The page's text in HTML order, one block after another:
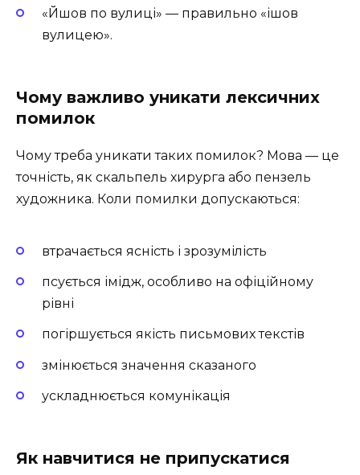
«Йшов по вулиці» — правильно «ішов
вулицею».
Чому важливо уникати лексичних
помилок
Чому треба уникати таких помилок? Мова — це
точність, як скальпель хирурга або пензель
художника. Коли помилки допускаються:
втрачається ясність і зрозумілість
псується імідж, особливо на офіційному
рівні
погіршується якість письмових текстів
змінюється значення сказаного
ускладнюється комунікація
Як навчитися не припускатися